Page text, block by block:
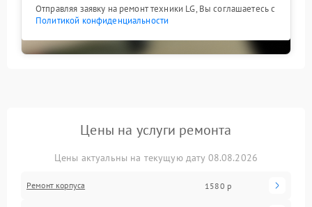
Отправляя заявку на ремонт техники LG, Вы соглашаетесь с
Политикой конфиденциальности
Цены на услуги ремонта
Цены актуальны на текущую дату 08.08.2026
Ремонт корпуса 1580 р